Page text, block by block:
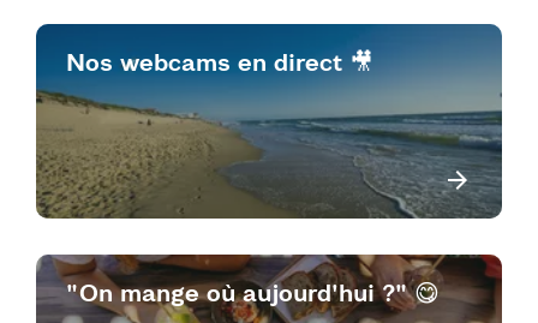
Nos webcams en direct 🎥
"On mange où aujourd'hui ?" 😋